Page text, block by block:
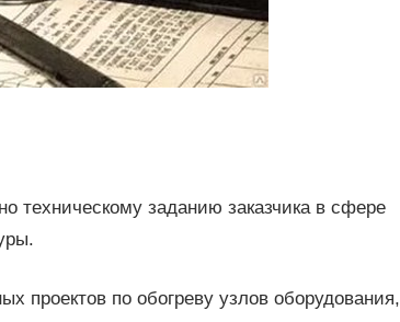
техническому заданию заказчика в сфере
проектов по обогреву узлов оборудования,